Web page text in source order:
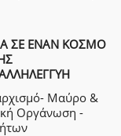
ΣΕ ΕΝΑΝ ΚΟΣΜΟ
Μαύρο &
Οργάνωση -